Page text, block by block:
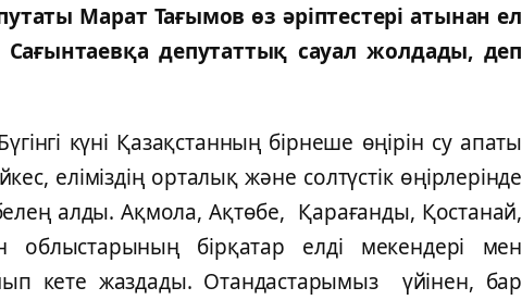
Марат Тағымов өз әріптестері атынан ел
депутаттық сауал жолдады, деп
күні Қазақстанның бірнеше өңірін су апаты
еліміздің орталық және солтүстік өңірлерінде
алды. Ақмола, Ақтөбе, Қарағанды, Қостанай,
облыстарының бірқатар елді мекендері мен
кете жаздады. Отандастарымыз үйінен, бар